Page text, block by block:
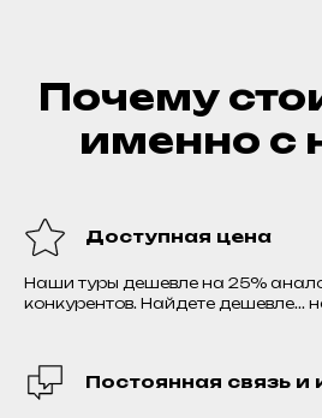
Почему
именно с
Доступная цена
Наши туры дешевле на 25%
конкурентов. Найдете дешевле...
Постоянная связь